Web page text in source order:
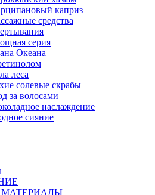
каприз
средства
серия
Океана
леса
солевые скрабы
за волосами
наслаждение
сияние
МАТЕРИАЛЫ